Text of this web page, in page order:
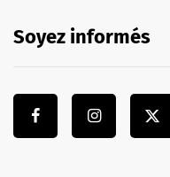
Soyez informés